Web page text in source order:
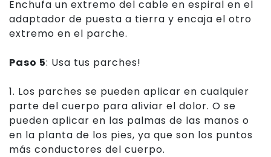
Enchufa un extremo del cable en espiral en el
adaptador de puesta a tierra y encaja el otro
extremo en el parche.
Paso 5: Usa tus parches!
1. Los parches se pueden aplicar en cualquier
parte del cuerpo para aliviar el dolor. O se
pueden aplicar en las palmas de las manos o
en la planta de los pies, ya que son los puntos
más conductores del cuerpo.